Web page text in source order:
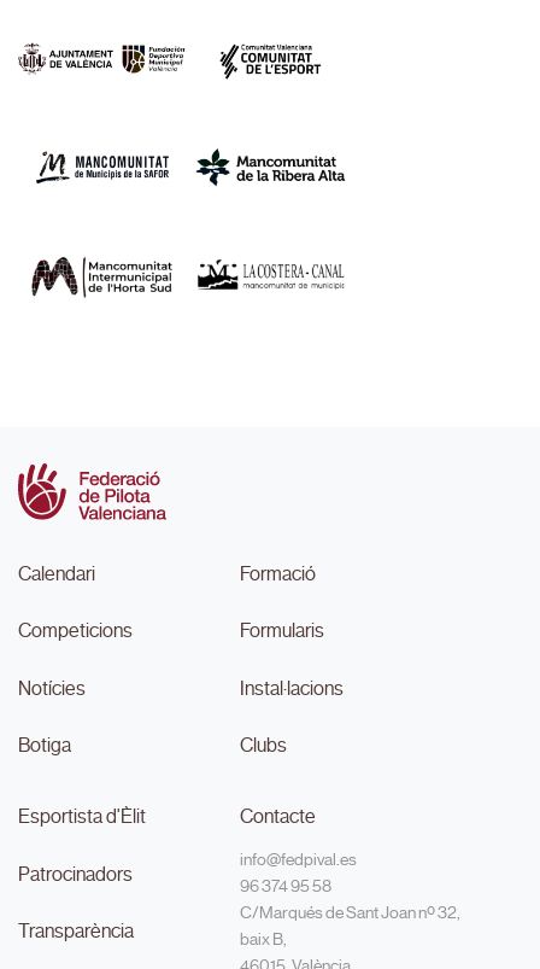
Calendari
Competicions
Notícies
Botiga
Formació
Formularis
Instal·lacions
Clubs
Esportista d'Èlit
Patrocinadors
Transparència
Contacte
info@fedpival.es
96 374 95 58
C/Marqués de Sant Joan nº 32,
baix B,